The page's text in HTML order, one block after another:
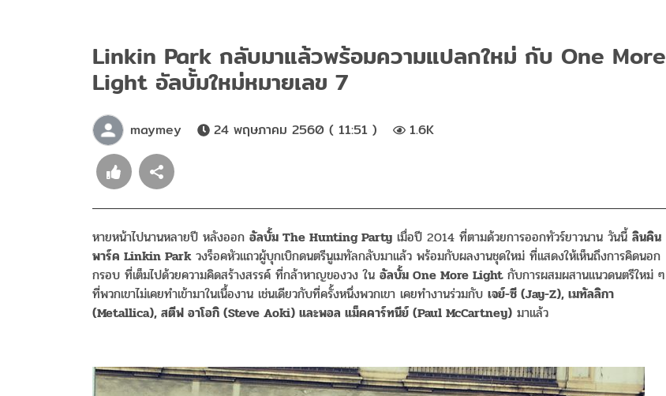
Linkin Park กลับมาแล้วพร้อมความแปลกใหม่ กับ One More
Light อัลบั้มใหม่หมายเลข 7
maymey 24 พฤษภาคม 2560 ( 11:51 ) 1.6K
หายหน้าไปนานหลายปี หลังออก อัลบั้ม The Hunting Party เมื่อปี 2014 ที่ตามด้วยการออกทัวร์ยาวนาน วันนี้ ลินคิน
พาร์ค Linkin Parkวงร็อคหัวแถวผู้บุกเบิกดนตรีนูเมทัลกลับมาแล้ว พร้อมกับผลงานชุดใหม่ ที่แสดงให้เห็นถึงการคิดนอก
กรอบ ที่เต็มไปด้วยความคิดสร้างสรรค์ ที่กล้าหาญของวง ใน อัลบั้ม One More Lightกับการผสมผสานแนวดนตรีใหม่ ๆ
ที่พวกเขาไม่เคยทำเข้ามาในเนื้องาน เช่นเดียวกับที่ครั้งหนึ่งพวกเขา เคยทำงานร่วมกับ เจย์-ซี (Jay-Z), เมทัลลิกา
(Metallica), สตีฟ อาโอกิ (Steve Aoki) และพอล แม็คคาร์ทนีย์ (Paul McCartney) มาแล้ว